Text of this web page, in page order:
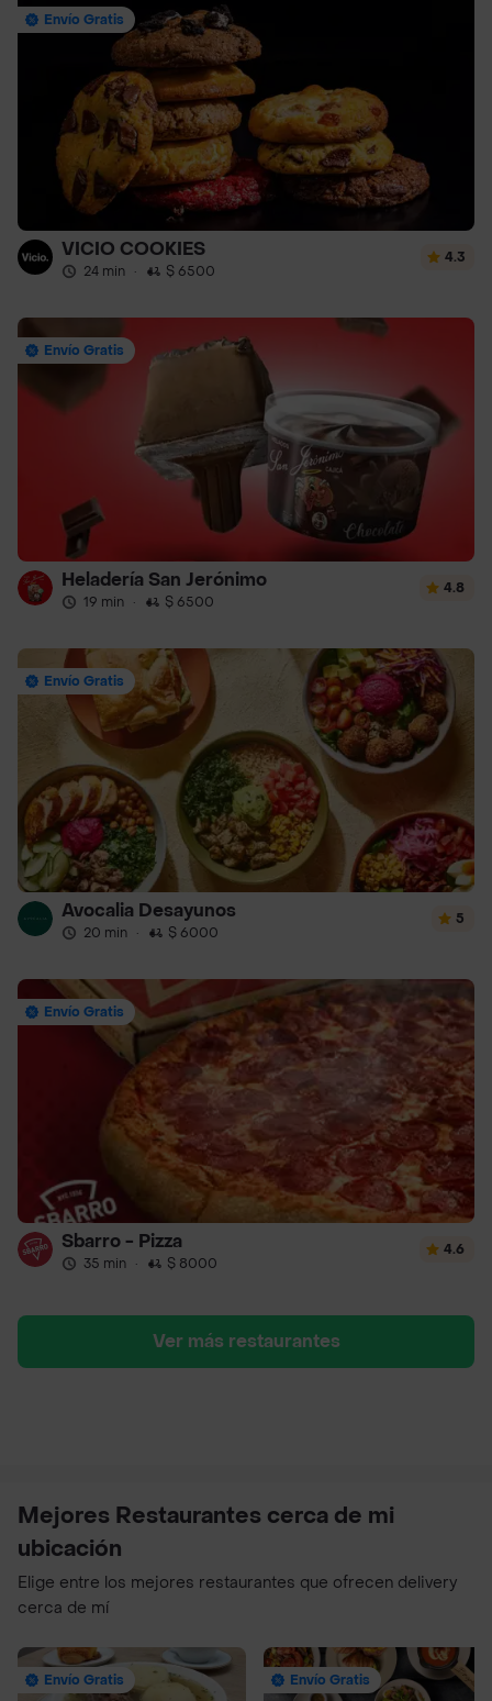
Envío Gratis
VICIO COOKIES
24 min · $ 6500
4.3
Envío Gratis
Heladería San Jerónimo
19 min · $ 6500
4.8
Envío Gratis
Avocalia Desayunos
20 min · $ 6000
5
Envío Gratis
Sbarro - Pizza
35 min · $ 8000
4.6
Ver más restaurantes
Mejores Restaurantes cerca de mi
ubicación
Elige entre los mejores restaurantes que ofrecen delivery
cerca de mí
Envío Gratis Envío Gratis